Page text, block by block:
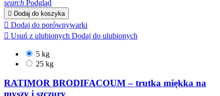
search Podgląd
 Dodaj do koszyka
 Dodaj do porównywarki
 Usuń z ulubionych Dodaj do ulubionych
5 kg
25 kg
RATIMOR BRODIFACOUM – trutka miękka na
myszy i szczury